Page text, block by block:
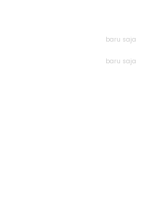
baru saja
baru saja